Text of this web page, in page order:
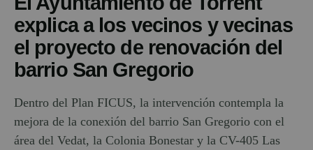
explica a los vecinos y vecinas
el proyecto de renovación del
barrio San Gregorio
Dentro del Plan FICUS, la intervención contempla la
mejora de la conexión del barrio San Gregorio con el
área del Vedat, la Colonia Bonestar y la CV-405 Las